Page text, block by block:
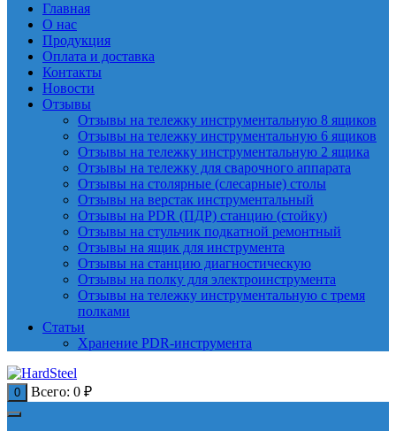
Главная
О нас
Продукция
Оплата и доставка
Контакты
Новости
Отзывы
Отзывы на тележку инструментальную 8 ящиков
Отзывы на тележку инструментальную 6 ящиков
Отзывы на тележку инструментальную 2 ящика
Отзывы на тележку для сварочного аппарата
Отзывы на столярные (слесарные) столы
Отзывы на верстак инструментальный
Отзывы на PDR (ПДР) станцию (стойку)
Отзывы на стульчик подкатной ремонтный
Отзывы на ящик для инструмента
Отзывы на станцию диагностическую
Отзывы на полку для электроинструмента
Отзывы на тележку инструментальную с тремя
полками
Статьи
Хранение PDR-инструмента
0 Всего: 0 ₽